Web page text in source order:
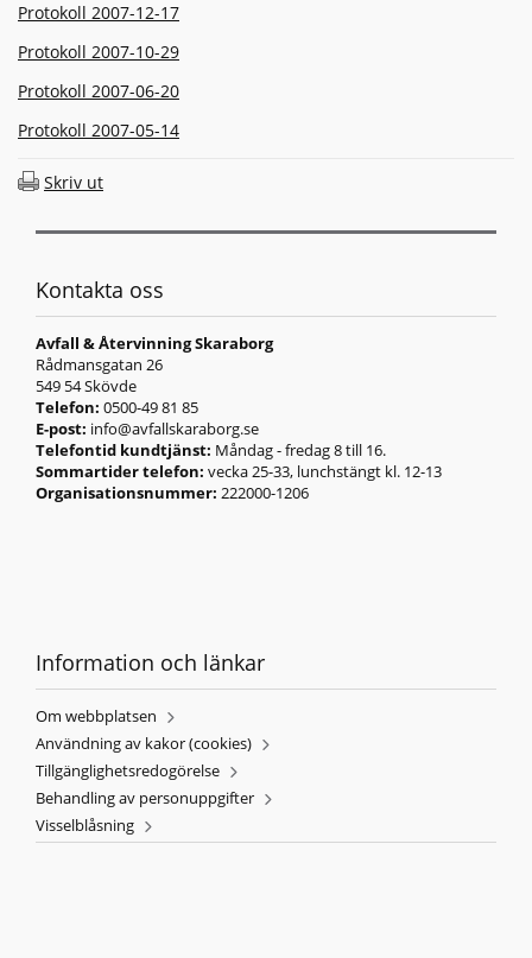
Protokoll 2007-12-17
Protokoll 2007-10-29
Protokoll 2007-06-20
Protokoll 2007-05-14
Skriv ut
Kontakta oss
Avfall & Återvinning Skaraborg
Rådmansgatan 26
549 54 Skövde
Telefon: 0500-49 81 85
E-post: info@avfallskaraborg.se
Telefontid kundtjänst: Måndag - fredag 8 till 16.
Sommartider telefon: vecka 25-33, lunchstängt kl. 12-13
Organisationsnummer: 222000-1206
Information och länkar
Om webbplatsen
Användning av kakor (cookies)
Tillgänglighetsredogörelse
Behandling av personuppgifter
Visselblåsning